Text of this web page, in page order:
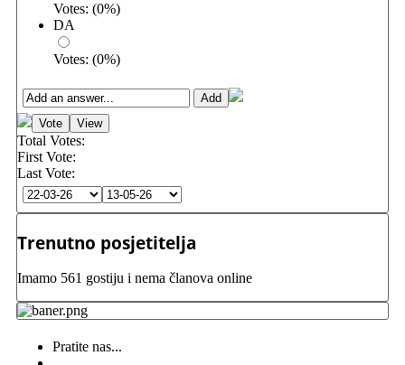
Votes: (0%)
DA
Votes: (0%)
Total Votes:
First Vote:
Last Vote:
Trenutno posjetitelja
Imamo 561 gostiju i nema članova online
Pratite nas...